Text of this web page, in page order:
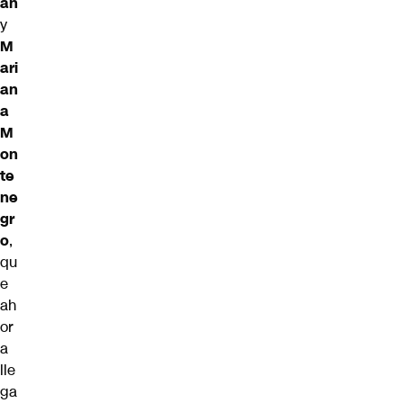
y
M
ari
an
a
M
on
te
ne
gr
o,
qu
e
ah
or
a
lle
ga